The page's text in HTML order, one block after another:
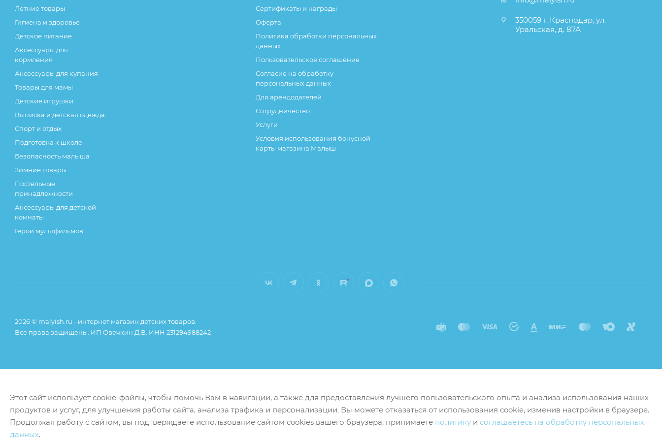
Летние товары
Гигиена и здоровье
Детское питание
Аксессуары для
кормления
Аксессуары для купания
Товары для мамы
Детские игрушки
Выписка и детская одежда
Спорт и отдых
Подготовка к школе
Безопасность малыша
Зимние товары
Постельные
принадлежности
Аксессуары для детской
комнаты
Герои мультфильмов
Сертификаты и награды
Оферта
Политика обработки персональных
данных
Пользовательское соглашение
Согласие на обработку
персональных данных
Для арендодателей
Сотрудничество
Услуги
Условия использования бонусной
карты магазина Малыш
350059 г. Краснодар, ул.
Уральская, д. 87А
2026 © malyish.ru - интернет магазин детских товаров.
Все права защищены. ИП Овечкин Д.В. ИНН 231294988242
Этот сайт использует cookie-файлы, чтобы помочь Вам в навигации, а также для предоставления лучшего пользовательского опыта и анализа использования наших
продуктов и услуг, для улучшения работы сайта, анализа трафика и персонализации. Вы можете отказаться от использования cookie, изменив настройки в браузере.
Продолжая работу с сайтом, вы подтверждаете использование сайтом cookies вашего браузера, принимаете политику и соглашаетесь на обработку персональных
данных.